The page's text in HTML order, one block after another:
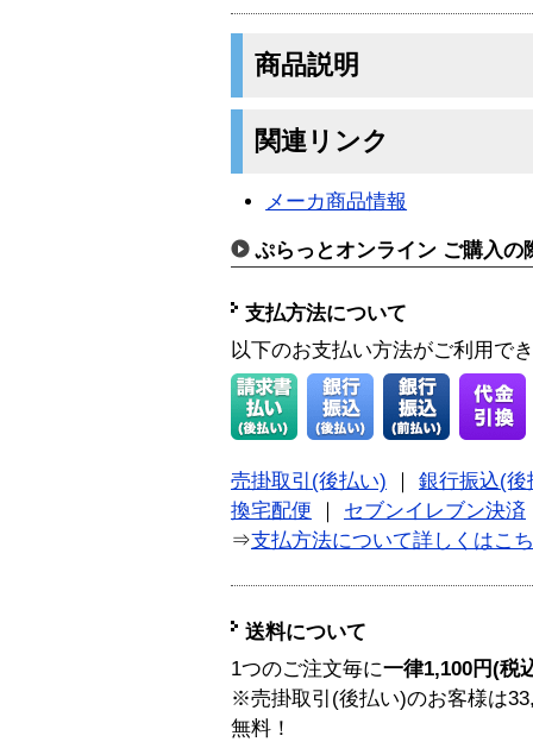
商品説明
関連リンク
メーカ商品情報
ぷらっとオンライン ご購入の
支払方法について
以下のお支払い方法がご利用で
売掛取引(後払い)
銀行振込(後
換宅配便
セブンイレブン決済
⇒支払方法について詳しくはこ
送料について
1つのご注文毎に一律1,100円(税
※売掛取引(後払い)のお客様は
無料！